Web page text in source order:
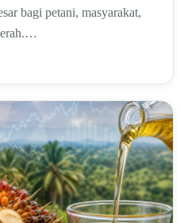
bagi petani, masyarakat,